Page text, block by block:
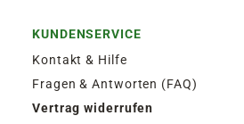
KUNDENSERVICE
Kontakt & Hilfe
Fragen & Antworten (FAQ)
Vertrag widerrufen